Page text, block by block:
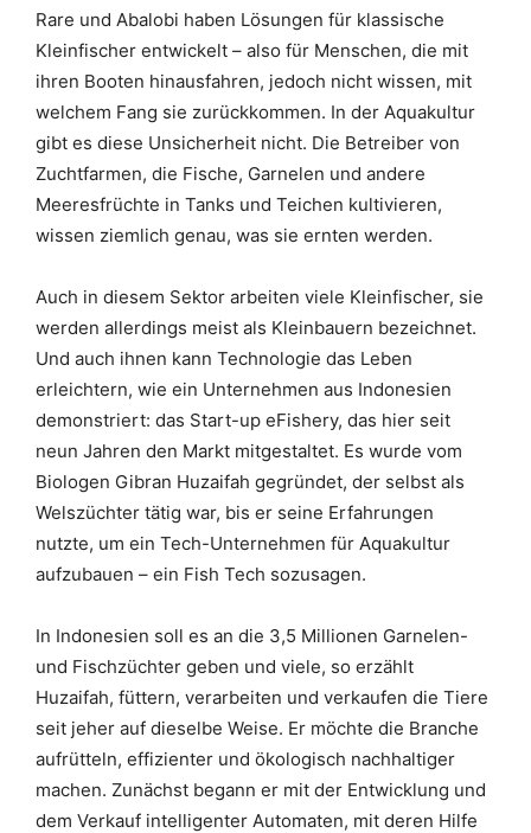
Verkaufs-App für
Kleinfischer
Rare und Abalobi haben Lösungen für klassische
Kleinfischer entwickelt – also für Menschen, die mit
ihren Booten hinausfahren, jedoch nicht wissen, mit
welchem Fang sie zurückkommen. In der Aquakultur
gibt es diese Unsicherheit nicht. Die Betreiber von
Zuchtfarmen, die Fische, Garnelen und andere
Meeresfrüchte in Tanks und Teichen kultivieren,
wissen ziemlich genau, was sie ernten werden.
Auch in diesem Sektor arbeiten viele Kleinfischer, sie
werden allerdings meist als Kleinbauern bezeichnet.
Und auch ihnen kann Technologie das Leben
erleichtern, wie ein Unternehmen aus Indonesien
demonstriert: das Start-up eFishery, das hier seit
neun Jahren den Markt mitgestaltet. Es wurde vom
Biologen Gibran Huzaifah gegründet, der selbst als
Welszüchter tätig war, bis er seine Erfahrungen
nutzte, um ein Tech-Unternehmen für Aquakultur
aufzubauen – ein Fish Tech sozusagen.
In Indonesien soll es an die 3,5 Millionen Garnelen-
und Fischzüchter geben und viele, so erzählt
Huzaifah, füttern, verarbeiten und verkaufen die Tiere
seit jeher auf dieselbe Weise. Er möchte die Branche
aufrütteln, effizienter und ökologisch nachhaltiger
machen. Zunächst begann er mit der Entwicklung und
dem Verkauf intelligenter Automaten, mit deren Hilfe